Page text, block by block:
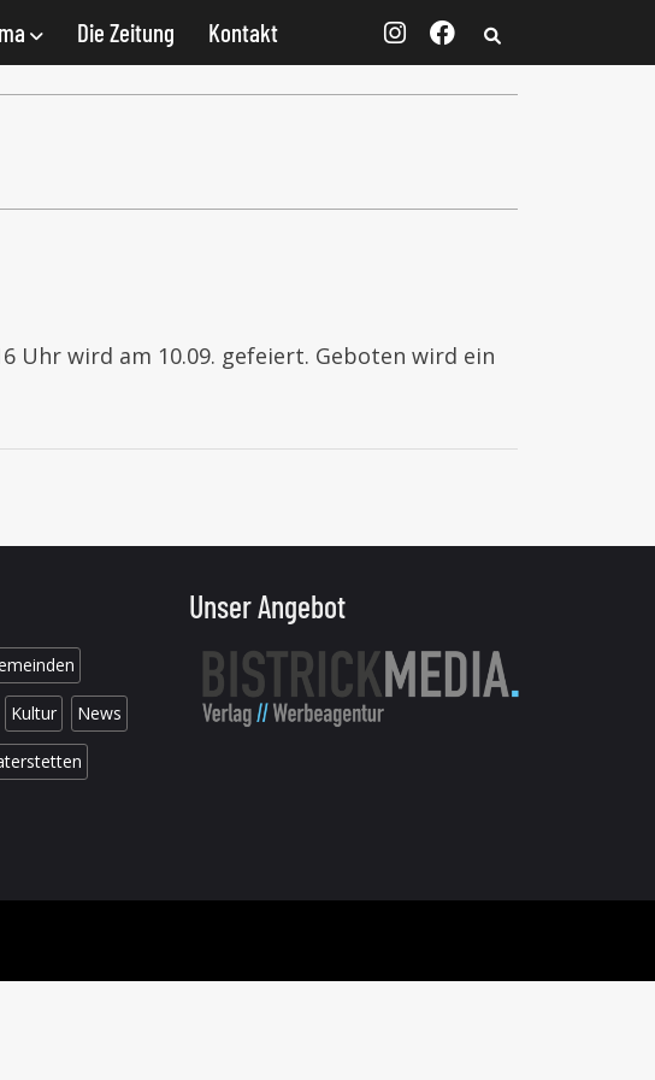
Die Zeitung Kontakt
Uhr wird am 10.09. gefeiert. Geboten wird ein
Kultur News
Unser Angebot